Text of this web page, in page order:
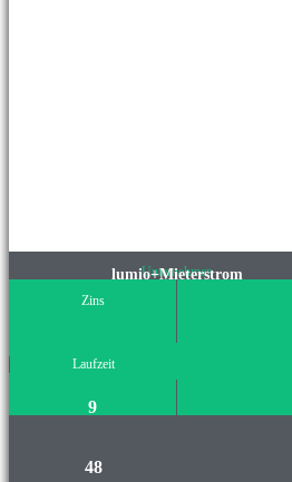
Unternehmen
lumio+Mieterstrom
Zins
Laufzeit
9
48